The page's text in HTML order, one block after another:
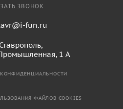
ЗВОНОК
fun.ru
Ставрополь,
1 А
ФАЙЛОВ COOKIES